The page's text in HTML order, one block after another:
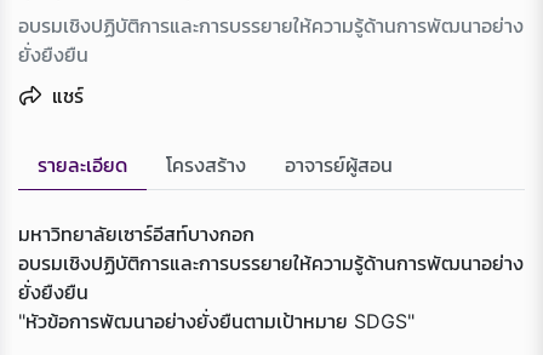
อบรมเชิงปฏิบัติการและการบรรยายให้ความรู้ด้านการพัฒนาอย่าง
ยั่งยืงยืน
แชร์
รายละเอียด โครงสร้าง อาจารย์ผู้สอน
มหาวิทยาลัยเซาร์อีสท์บางกอก
อบรมเชิงปฏิบัติการและการบรรยายให้ความรู้ด้านการพัฒนาอย่าง
ยั่งยืงยืน
"หัวข้อการพัฒนาอย่างยั่งยืนตามเป้าหมาย SDGS"